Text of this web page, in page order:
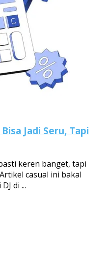
Jadi Seru, Tapi
keren banget, tapi
casual ini bakal
di ...